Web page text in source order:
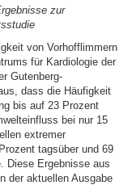
zur
von Vorhofflimmern
für Kardiologie der
Gutenberg-
dass die Häufigkeit
bis auf 23 Prozent
bei nur 15
extremer
tagsüber und 69
Diese Ergebnisse aus
der aktuellen Ausgabe